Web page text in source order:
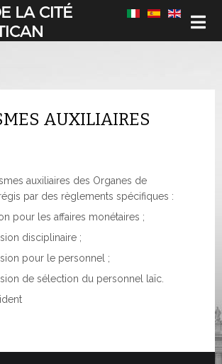
AUXILIAIRES
auxiliaires des Organes de
par des règlements spécifiques :
pour les affaires monétaires ;
disciplinaire ;
pour le personnel ;
de sélection du personnel laïc.